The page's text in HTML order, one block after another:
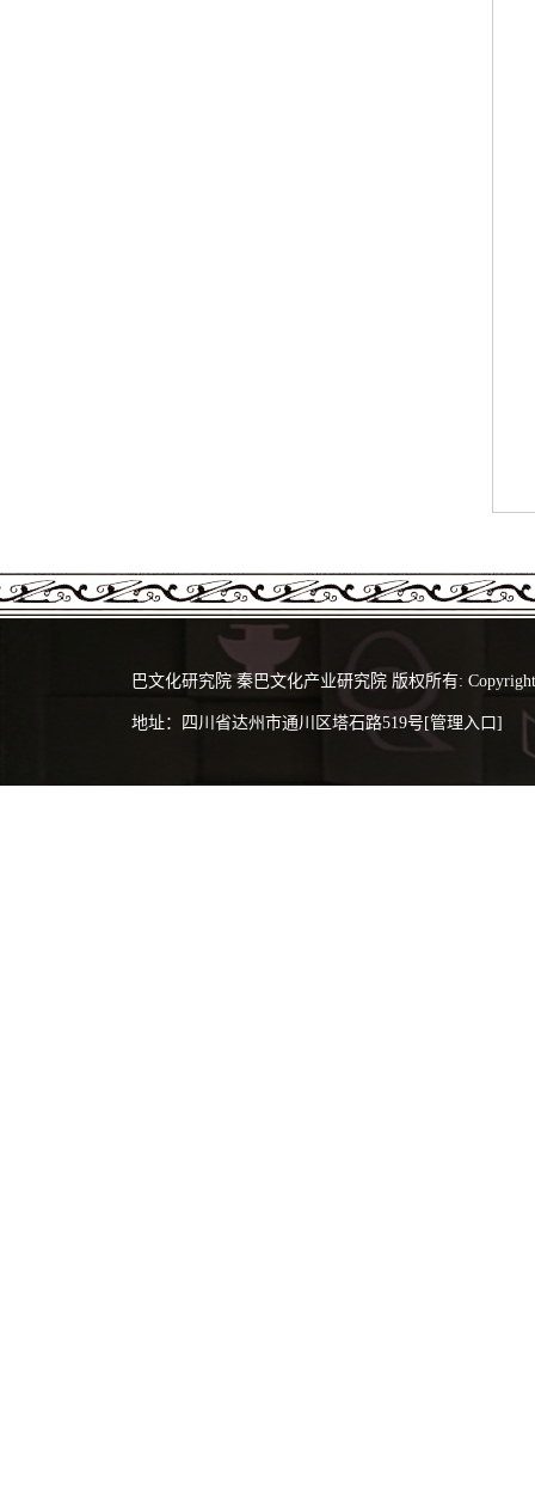
巴文化研究院 秦巴文化产业研究院 版权所有: Copyright
地址：四川省达州市通川区塔石路519号 [管理入口]